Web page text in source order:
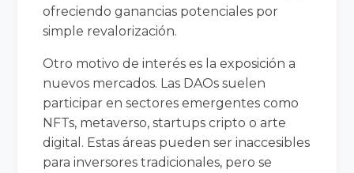
ofreciendo ganancias potenciales por
simple revalorización.
Otro motivo de interés es la exposición a
nuevos mercados. Las DAOs suelen
participar en sectores emergentes como
NFTs, metaverso, startups cripto o arte
digital. Estas áreas pueden ser inaccesibles
para inversores tradicionales, pero se